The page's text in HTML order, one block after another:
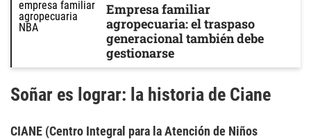
Empresa familiar
agropecuaria: el traspaso
generacional también debe
gestionarse
Soñar es lograr: la historia de Ciane
CIANE (Centro Integral para la Atención de Niños